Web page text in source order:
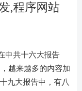
,程序网站
中共十六大报告
越来越多的内容加
九大报告中，有八